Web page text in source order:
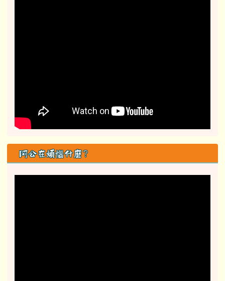
阿公在煩惱什麼？